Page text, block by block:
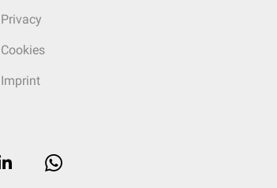
Privacy
Cookies
Imprint